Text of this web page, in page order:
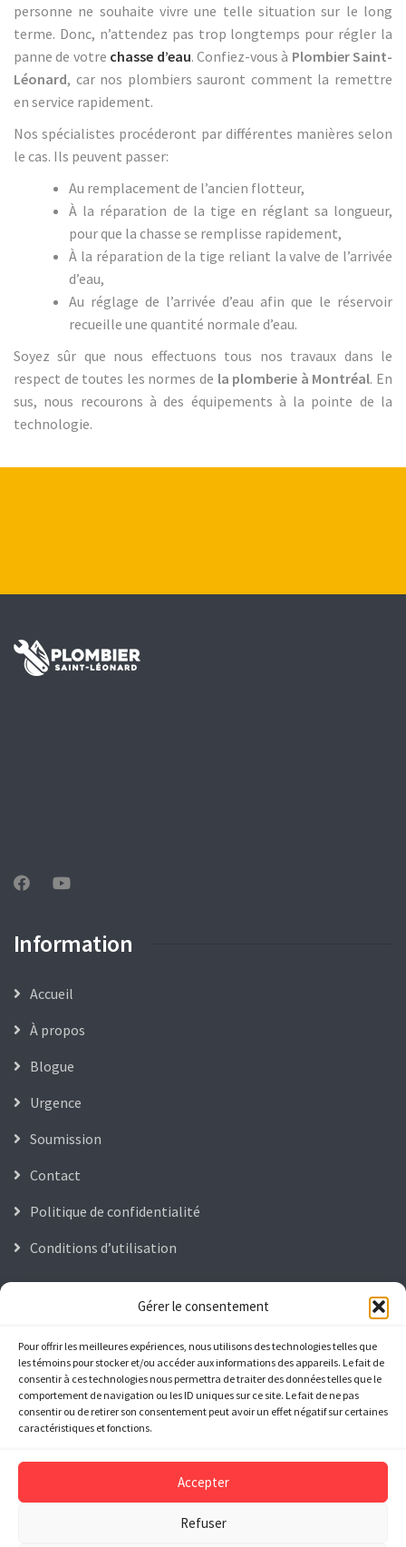
Gérer le consentement
Pour offrir les meilleures expériences, nous utilisons des technologies telles que
les témoins pour stocker et/ou accéder aux informations des appareils. Le fait de
consentir à ces technologies nous permettra de traiter des données telles que le
comportement de navigation ou les ID uniques sur ce site. Le fait de ne pas
consentir ou de retirer son consentement peut avoir un effet négatif sur certaines
caractéristiques et fonctions.
Accepter
Refuser
personne ne souhaite vivre une telle situation sur le long
terme. Donc, n’attendez pas trop longtemps pour régler la
panne de votre chasse d’eau. Confiez-vous à Plombier Saint-
Léonard, car nos plombiers sauront comment la remettre
en service rapidement.
Nos spécialistes procéderont par différentes manières selon
le cas. Ils peuvent passer:
Au remplacement de l’ancien flotteur,
À la réparation de la tige en réglant sa longueur,
pour que la chasse se remplisse rapidement,
À la réparation de la tige reliant la valve de l’arrivée
d’eau,
Au réglage de l’arrivée d’eau afin que le réservoir
recueille une quantité normale d’eau.
Soyez sûr que nous effectuons tous nos travaux dans le
respect de toutes les normes de la plomberie à Montréal. En
sus, nous recourons à des équipements à la pointe de la
technologie.
Information
Accueil
À propos
Blogue
Urgence
Soumission
Contact
Politique de confidentialité
Conditions d’utilisation
Nous joindre
Saint-Léonard - Montréal
(514) 700-4869
Ouvert 24h/7
(514) 700-4869